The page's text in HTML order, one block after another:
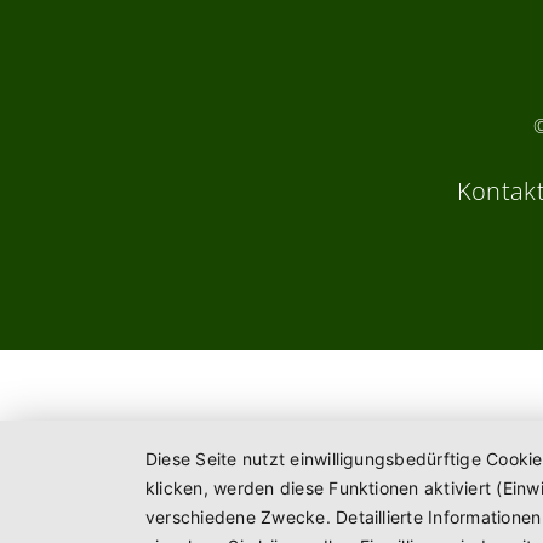
Diese Seite nutzt einwilligungsbedürftige
klicken, werden diese Funktionen aktiviert
verschiedene Zwecke. Detaillierte